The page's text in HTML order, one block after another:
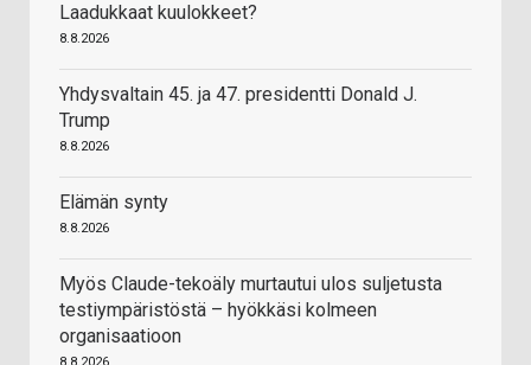
Laadukkaat kuulokkeet?
8.8.2026
Yhdysvaltain 45. ja 47. presidentti Donald J.
Trump
8.8.2026
Elämän synty
8.8.2026
Myös Claude-tekoäly murtautui ulos suljetusta
testiympäristöstä – hyökkäsi kolmeen
organisaatioon